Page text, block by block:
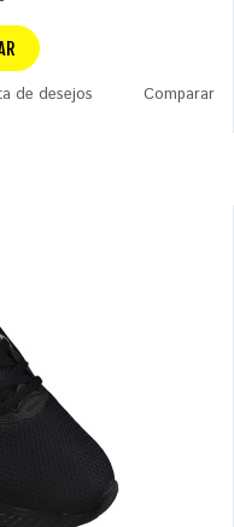
de desejos Comparar